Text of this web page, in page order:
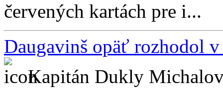
červených kartách pre i...
Daugavinš opäť rozhodol
Kapitán Dukly